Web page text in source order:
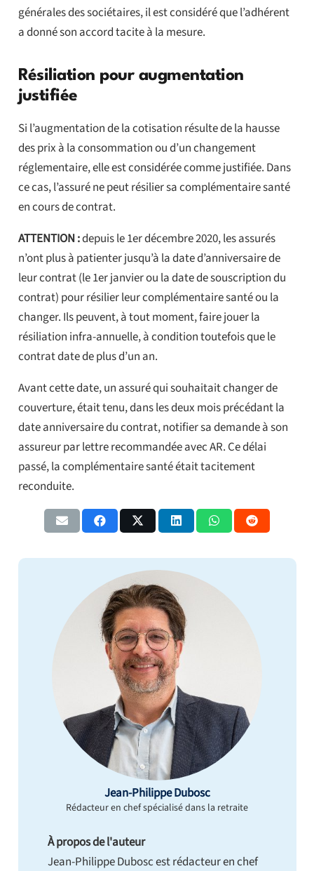
générales des sociétaires, il est considéré que l’adhérent
a donné son accord tacite à la mesure.
Résiliation pour augmentation
justifiée
Si l’augmentation de la cotisation résulte de la hausse
des prix à la consommation ou d’un changement
réglementaire, elle est considérée comme justifiée. Dans
ce cas, l’assuré ne peut résilier sa complémentaire santé
en cours de contrat.
ATTENTION :depuis le 1er décembre 2020, les assurés
n’ont plus à patienter jusqu’à la date d’anniversaire de
leur contrat (le 1er janvier ou la date de souscription du
contrat) pour résilier leur complémentaire santé ou la
changer. Ils peuvent, à tout moment, faire jouer la
résiliation infra-annuelle, à condition toutefois que le
contrat date de plus d’un an.
Avant cette date, un assuré qui souhaitait changer de
couverture, était tenu, dans les deux mois précédant la
date anniversaire du contrat, notifier sa demande à son
assureur par lettre recommandée avec AR. Ce délai
passé, la complémentaire santé était tacitement
reconduite.
Jean-Philippe Dubosc
Rédacteur en chef spécialisé dans la retraite
À propos de l'auteur
Jean-Philippe Dubosc est rédacteur en chef